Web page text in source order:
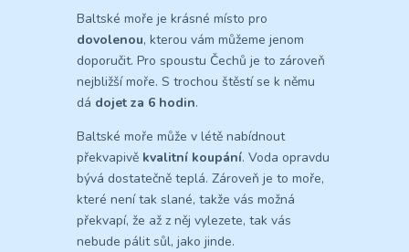
Baltské moře je krásné místo pro
dovolenou, kterou vám můžeme jenom
doporučit. Pro spoustu Čechů je to zároveň
nejbližší moře. S trochou štěstí se k němu
dá dojet za 6 hodin.
Baltské moře může v létě nabídnout
překvapivě kvalitní koupání. Voda opravdu
bývá dostatečně teplá. Zároveň je to moře,
které není tak slané, takže vás možná
překvapí, že až z něj vylezete, tak vás
nebude pálit sůl, jako jinde.